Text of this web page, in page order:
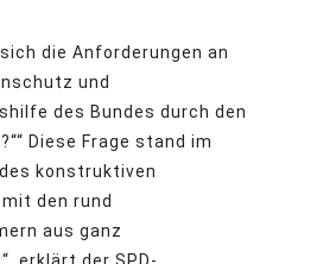
die Anforderungen an
und
des Bundes durch den
Diese Frage stand im
konstruktiven
den rund
aus ganz